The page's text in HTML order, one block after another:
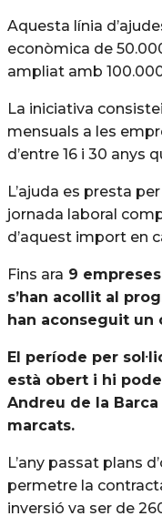
Aquesta línia
econòmica de
ampliat amb
La iniciativa
mensuals a les
d’entre 16 i 30 anys
L’ajuda es presta
jornada laboral
d’aquest import en
Fins ara 9
s’han acollit al
han aconseguit un
El període per
està obert i hi
Andreu de la
marcats.
L’any passat plans
permetre la
inversió va ser de